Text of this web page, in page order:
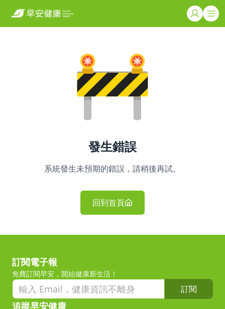
發生錯誤
系統發生未預期的錯誤，請稍後再試。
回到首頁
訂閱電子報
免費訂閱早安，開始健康新生活！
訂閱
追蹤早安健康